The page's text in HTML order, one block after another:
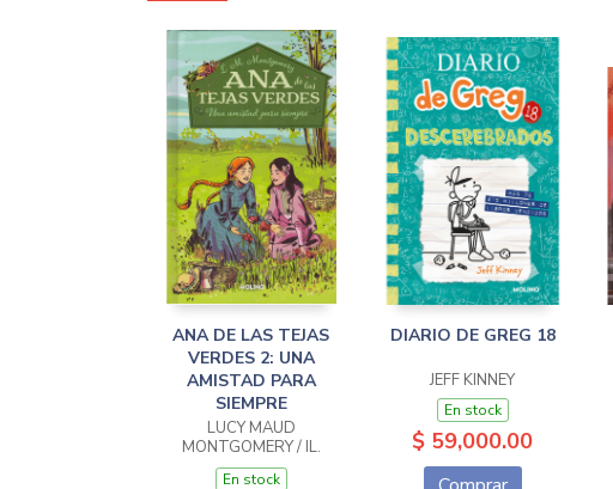
ANA DE LAS TEJAS
VERDES 2: UNA
AMISTAD PARA
SIEMPRE
LUCY MAUD
MONTGOMERY / IL.
MARIA LLOVET
En stock
DIARIO DE GREG 18
JEFF KINNEY
En stock
$ 59,000.00